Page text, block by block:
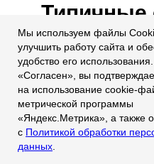
Типичные
По опыту работы с
большинство отказов и
связаны с одними и теми
Мы используем файлы
улучшить работу сайта и
удобство его
«Согласен», вы
на использование cookie-
метрической программы
«Яндекс.Метрика», а также
с Политикой обработки
данных